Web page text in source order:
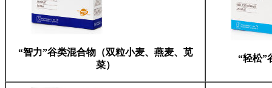
“智力”谷类混合物（双粒小麦、燕麦、苋
菜）
“轻松”